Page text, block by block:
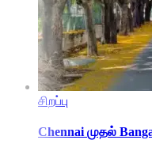
சிறப்பு
Chennai முதல்